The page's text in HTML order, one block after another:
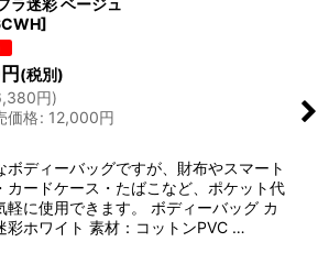
]
円(税別)
円)
価格: 12,000円
ボディーバッグですが、財布やスマート
カードケース・たばこなど、ポケット代
軽に使用できます。 ボディーバッグ カ
彩ホワイト 素材：コットンPVC …